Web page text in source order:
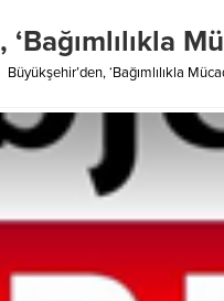
Büyükşehir’den, ‘Bağımlılıkla